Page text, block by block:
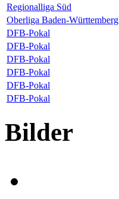
Regionalliga Süd
Oberliga Baden-Württemberg
DFB-Pokal
DFB-Pokal
DFB-Pokal
DFB-Pokal
DFB-Pokal
DFB-Pokal
Bilder